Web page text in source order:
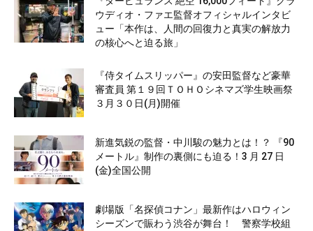
ウディオ・ファエ監督オフィシャルインタビ
ュー「本作は、人間の回復力と真実の解放力
の核心へと迫る旅」
『侍タイムスリッパー』の安田監督など豪華
審査員 第１９回ＴＯＨＯシネマズ学生映画祭
３月３０日(月)開催
新進気鋭の監督・中川駿の魅力とは！？ 『90
メートル』制作の裏側にも迫る！3 月 27 日
(金)全国公開
劇場版「名探偵コナン」最新作はハロウィン
シーズンで賑わう渋谷が舞台！ 警察学校組